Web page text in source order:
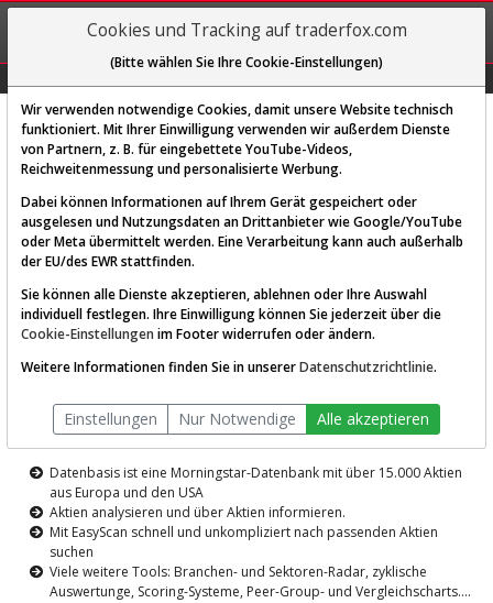
REGIS-
TRIEREN
Diese Funktion ist nur für
AKTIEN-TERMINAL
Die Aktienanalyse-Plattform von
TraderFox
Datenbasis ist eine Morningstar-Datenbank mit über 15.000 Aktien
aus Europa und den USA
Aktien analysieren und über Aktien informieren.
Mit EasyScan schnell und unkompliziert nach passenden Aktien
suchen
Viele weitere Tools: Branchen- und Sektoren-Radar, zyklische
Auswertunge, Scoring-Systeme, Peer-Group- und Vergleichscharts....
Cookies und Tracking auf traderfox.com
(Bitte wählen Sie Ihre Cookie-Einstellungen)
Wir verwenden notwendige Cookies, damit unsere Website technisch
funktioniert. Mit Ihrer Einwilligung verwenden wir außerdem Dienste
von Partnern, z. B. für eingebettete YouTube-Videos,
Reichweitenmessung und personalisierte Werbung.
Dabei können Informationen auf Ihrem Gerät gespeichert oder
ausgelesen und Nutzungsdaten an Drittanbieter wie Google/YouTube
oder Meta übermittelt werden. Eine Verarbeitung kann auch außerhalb
der EU/des EWR stattfinden.
Sie können alle Dienste akzeptieren, ablehnen oder Ihre Auswahl
individuell festlegen. Ihre Einwilligung können Sie jederzeit über die
Cookie-Einstellungen im Footer widerrufen oder ändern.
Weitere Informationen finden Sie in unsererDatenschutzrichtlinie.
Einstellungen Nur Notwendige Alle akzeptieren